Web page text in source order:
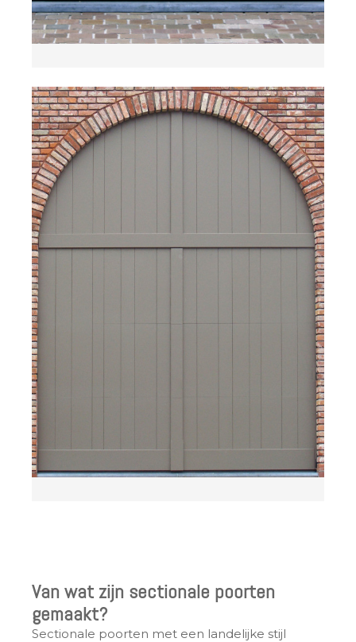
Van wat zijn sectionale poorten
gemaakt?
Sectionale poorten met een landelijke stijl